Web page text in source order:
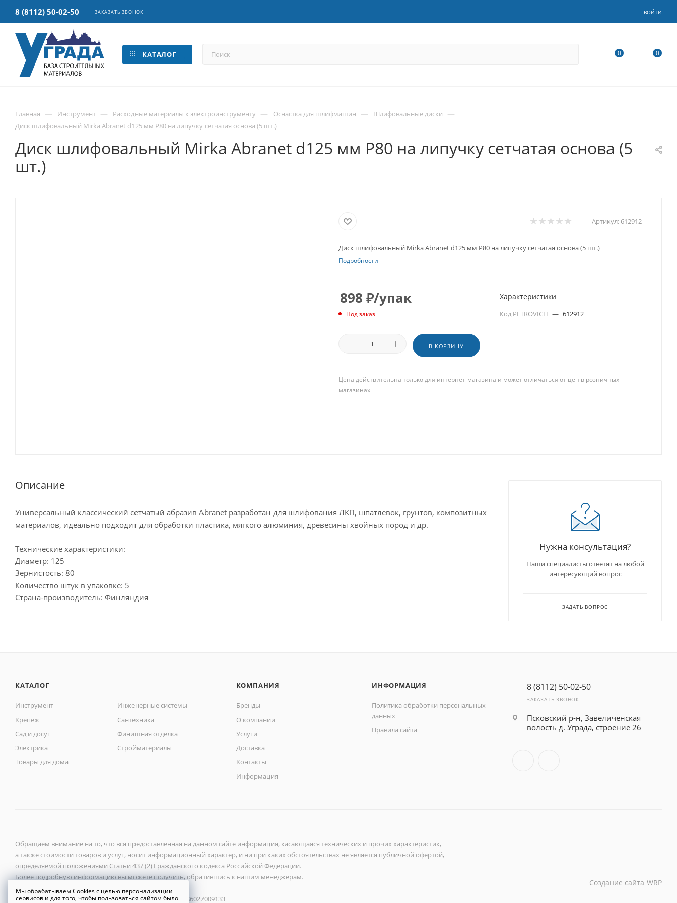
8 (8112) 50-02-50 ЗАКАЗАТЬ ЗВОНОК ВОЙТИ
КАТАЛОГ 0 0
Главная — Инструмент — Расходные материалы к электроинструменту — Оснастка для шлифмашин — Шлифовальные диски —
Диск шлифовальный Mirka Abranet d125 мм P80 на липучку сетчатая основа (5 шт.)
Диск шлифовальный Mirka Abranet d125 мм P80 на липучку сетчатая основа (5
шт.)
Артикул: 612912
Диск шлифовальный Mirka Abranet d125 мм P80 на липучку сетчатая основа (5 шт.)
Подробности
898 ₽/упак
Под заказ
В КОРЗИНУ
Характеристики
Код PETROVICH — 612912
Цена действительна только для интернет-магазина и может отличаться от цен в розничных
магазинах
Описание
Универсальный классический сетчатый абразив Abranet разработан для шлифования ЛКП, шпатлевок, грунтов, композитных
материалов, идеально подходит для обработки пластика, мягкого алюминия, древесины хвойных пород и др.
Технические характеристики:
Диаметр: 125
Зернистость: 80
Количество штук в упаковке: 5
Страна-производитель: Финляндия
Нужна консультация?
Наши специалисты ответят на любой
интересующий вопрос
ЗАДАТЬ ВОПРОС
КАТАЛОГ
Инструмент
Инженерные системы
Крепеж
Сантехника
Сад и досуг
Финишная отделка
Электрика
Стройматериалы
Товары для дома
КОМПАНИЯ
Бренды
О компании
Услуги
Доставка
Контакты
Информация
ИНФОРМАЦИЯ
Политика обработки персональных
данных
Правила сайта
8 (8112) 50-02-50
ЗАКАЗАТЬ ЗВОНОК
Псковский р-н, Завеличенская
волость д. Уграда, строение 26
Обращаем внимание на то, что вся предоставленная на данном сайте информация, касающаяся технических и прочих характеристик,
а также стоимости товаров и услуг, носит информационный характер, и ни при каких обстоятельствах не является публичной офертой,
определяемой положениями Статьи 437 (2) Гражданского кодекса Российской Федерации.
Более подробную информацию вы можете получить, обратившись к нашим менеджерам.
ООО «Новый город» 2026 ©, ИНН 6027118272, ОГРН 1086027009133
Создание сайта WRP
Мы обрабатываем Cookies с целью персонализации
сервисов и для того, чтобы пользоваться сайтом было